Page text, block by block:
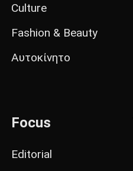
Culture
Fashion & Beauty
Αυτοκίνητο
Focus
Editorial